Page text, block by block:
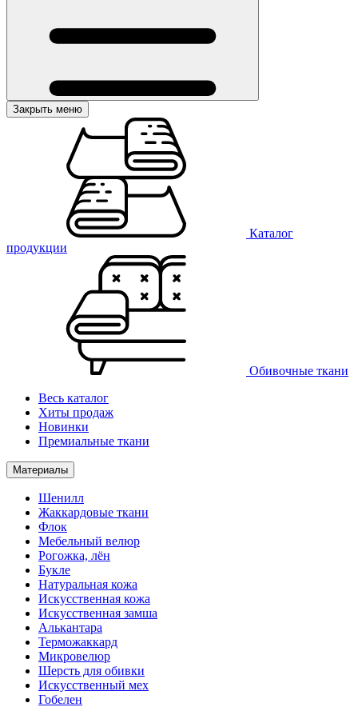
Закрыть меню
Каталог
продукции
Обивочные ткани
Весь каталог
Хиты продаж
Новинки
Премиальные ткани
Материалы
Шенилл
Жаккардовые ткани
Флок
Мебельный велюр
Рогожка, лён
Букле
Натуральная кожа
Искусственная кожа
Искусственная замша
Алькантара
Терможаккард
Микровелюр
Шерсть для обивки
Искусственный мех
Гобелен